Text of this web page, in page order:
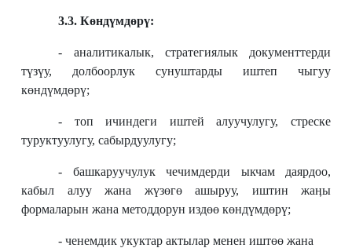
3.3. Көндүмдөрү:
- аналитикалык, стратегиялык документтерди
түзүу, долбоорлук сунуштарды иштеп чыгуу
көндүмдөрү;
- топ ичиндеги иштей алуучулугу, стреске
туруктуулугу, сабырдуулугу;
- башкаруучулук чечимдерди ыкчам даярдоо,
кабыл алуу жана жүзөгө ашыруу, иштин жаӊы
формаларын жана методдорун издөө көндүмдөрү;
- ченемдик укуктар актылар менен иштөө жана